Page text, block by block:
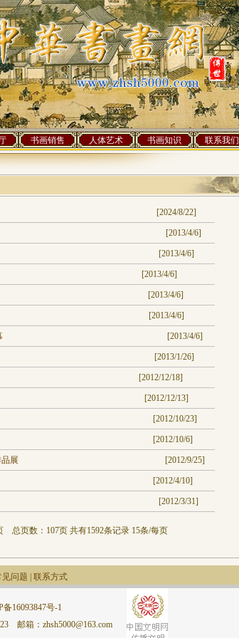
书画销售 人体艺术 书画知识 联系我们
[2024/8/22]
[2013/4/6]
[2013/4/6]
[2013/4/6]
[2013/4/6]
[2013/4/6]
[2013/4/6]
[2013/1/26]
[2012/12/18]
[2012/12/13]
[2012/10/23]
[2012/10/6]
展 [2012/9/25]
[2012/4/10]
[2012/3/31]
总页数：107页 共有1592条记录 15条/每页
见问题 联系方式
备16093847号-1
邮箱：zhsh5000@163.com